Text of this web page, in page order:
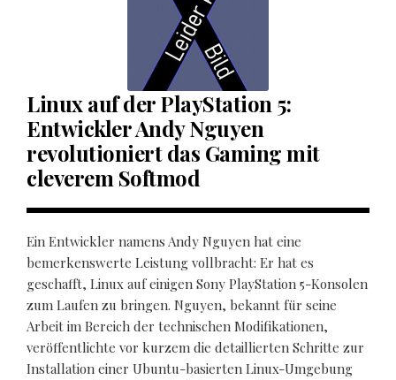
Linux auf der PlayStation 5:
Entwickler Andy Nguyen
revolutioniert das Gaming mit
cleverem Softmod
Ein Entwickler namens Andy Nguyen hat eine
bemerkenswerte Leistung vollbracht: Er hat es
geschafft, Linux auf einigen Sony PlayStation 5-Konsolen
zum Laufen zu bringen. Nguyen, bekannt für seine
Arbeit im Bereich der technischen Modifikationen,
veröffentlichte vor kurzem die detaillierten Schritte zur
Installation einer Ubuntu-basierten Linux-Umgebung